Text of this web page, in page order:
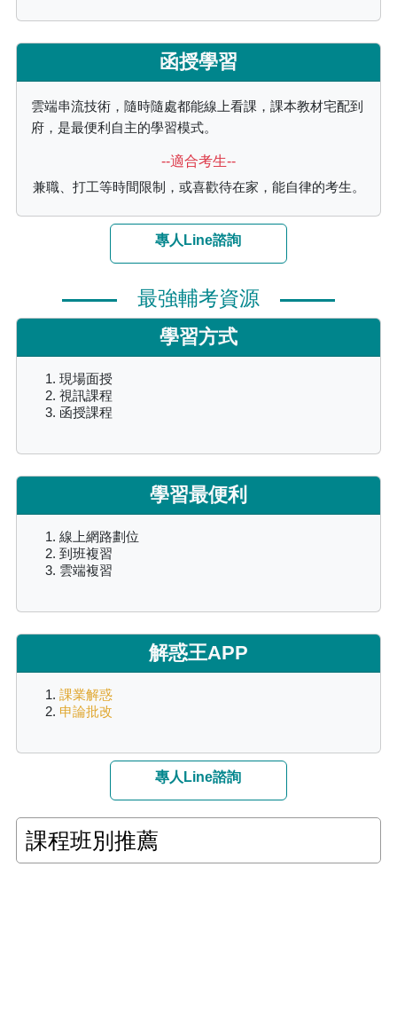
函授學習
雲端串流技術，隨時隨處都能線上看課，課本教材宅配到
府，是最便利自主的學習模式。
--適合考生--
兼職、打工等時間限制，或喜歡待在家，能自律的考生。
專人Line諮詢
最強輔考資源
學習方式
現場面授
視訊課程
函授課程
學習最便利
線上網路劃位
到班複習
雲端複習
解惑王APP
課業解惑
申論批改
專人Line諮詢
課程班別推薦